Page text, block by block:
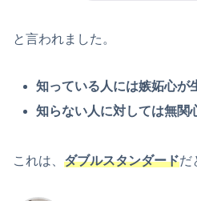
と言われました。
知っている人には嫉妬心が
知らない人に対しては無関
これは、 ダブルスタンダードだ